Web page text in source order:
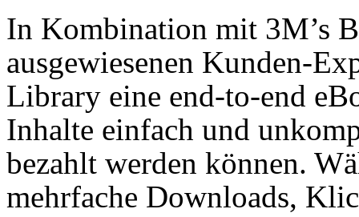
In Kombination mit 3M’s
ausgewiesenen Kunden-
Library eine end-to-end
Inhalte einfach und
bezahlt werden können.
mehrfache Downloads,